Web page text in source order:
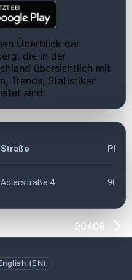
Überblick der
die in der
übersichtlich mit
Trends, Statistiken
sind:
Straße PLZ
Adlerstraße 4 90403
90408
(EN)